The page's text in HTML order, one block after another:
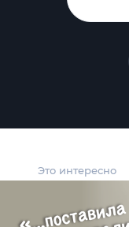
Это интересно